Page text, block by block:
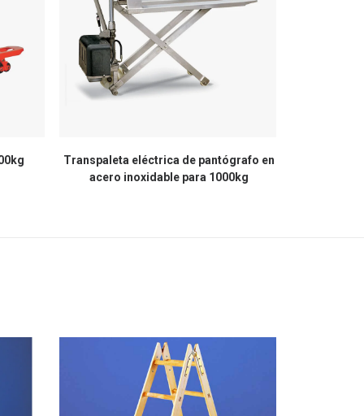
Transpaleta eléctrica de pantógrafo en
acero inoxidable para 1000kg